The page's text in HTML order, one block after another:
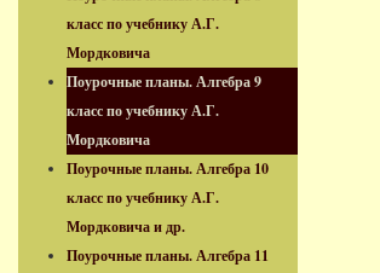
класс по учебнику А.Г.
Мордковича
Поурочные планы. Алгебра 9
класс по учебнику А.Г.
Мордковича
Поурочные планы. Алгебра 10
класс по учебнику А.Г.
Мордковича и др.
Поурочные планы. Алгебра 11